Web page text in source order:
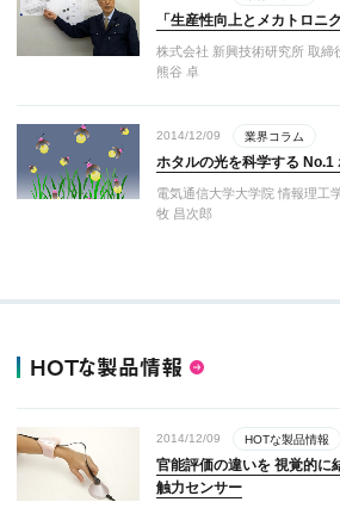
「生産性向上とメカトロニ
株式会社 新興技術研究所 取締
熊谷 卓
2014/12/09 業界コラム
ホタルの光を科学する No.1
電気通信大学大学院 情報理工
牧 昌次郎
HOTな製品情報
2014/12/09 HOTな製品情報
官能評価の違いを 視覚的に
触力センサー